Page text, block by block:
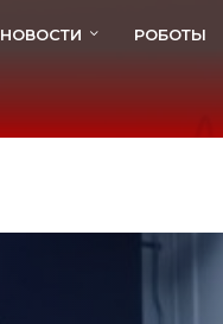
НОВОСТИ РОБОТЫ